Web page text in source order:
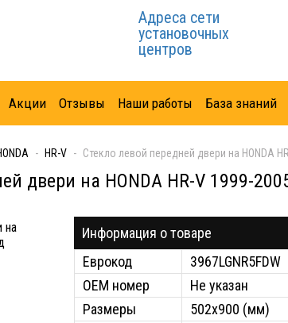
Адреса сети
установочных
центров
Акции Отзывы Наши работы База знаний
HR-V Стекло левой передней двери на HONDA
двери на HONDA HR-V 1999-
Информация о товаре
Еврокод
3967LGNR5FDW
ОЕМ номер
Не указан
Размеры
502x900 (мм)